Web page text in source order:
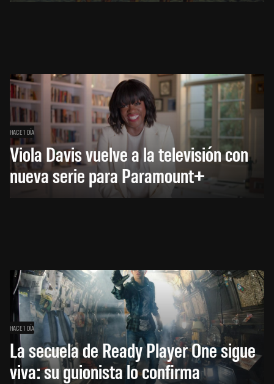
HACE 1 DÍA
Viola Davis vuelve a la televisión con
nueva serie para Paramount+
HACE 1 DÍA
La secuela de Ready Player One sigue
viva: su guionista lo confirma